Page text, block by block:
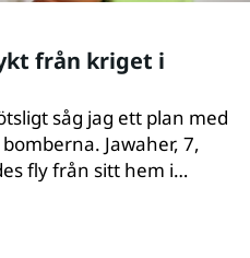
från kriget i
såg jag ett plan med
Jawaher, 7,
fly från sitt hem i
resan över havet till
berättelse.